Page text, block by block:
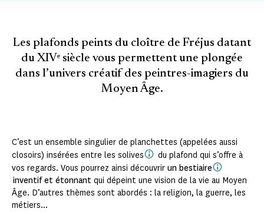
Les plafonds peints du cloître de Fréjus datant
du XIVᵉ siècle vous permettent une plongée
dans l’univers créatif des peintres-imagiers du
Moyen Âge.
C’est un ensemble singulier de planchettes (appelées aussi
closoirs) insérées entre les solives
du plafond qui s’offre à
vos regards. Vous pourrez ainsi découvrir un bestiaire
inventif et étonnant qui dépeint une vision de la vie au Moyen
Âge. D’autres thèmes sont abordés : la religion, la guerre, les
métiers...